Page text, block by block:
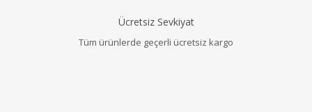
Ücretsiz Sevkiyat
Tüm ürünlerde geçerli ücretsiz kargo